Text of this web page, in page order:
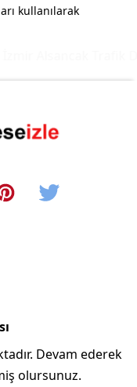
kullanılarak
Devam ederek
olursunuz.